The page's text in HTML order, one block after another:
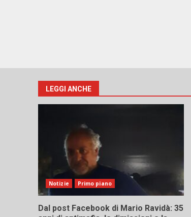
LEGGI ANCHE
Notizie Primo piano
Dal post Facebook di Mario Ravidà: 35